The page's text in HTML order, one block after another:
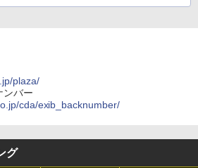
plaza/
ンバー
cda/exib_backnumber/
グ